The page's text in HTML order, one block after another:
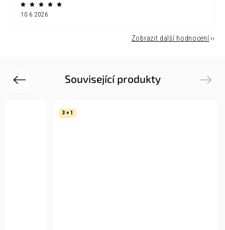
10.6.2026
Zobrazit další hodnocení
Související produkty
Previous
3 + 1
Next